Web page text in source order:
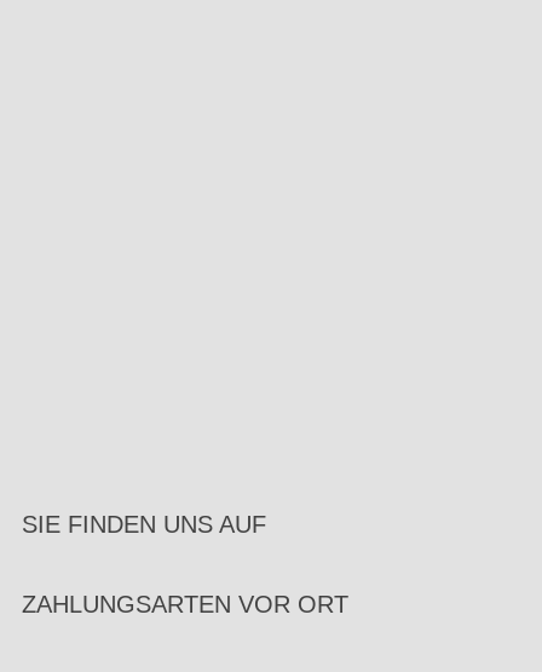
SIE FINDEN UNS AUF
ZAHLUNGSARTEN VOR ORT